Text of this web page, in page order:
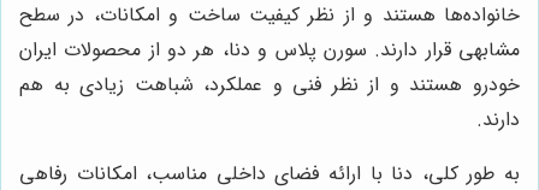
خانواده‌ها هستند و از نظر کیفیت ساخت و امکانات، در سطح
مشابهی قرار دارند. سورن پلاس و دنا، هر دو از محصولات ایران
خودرو هستند و از نظر فنی و عملکرد، شباهت زیادی به هم
دارند.
به طور کلی، دنا با ارائه فضای داخلی مناسب، امکانات رفاهی